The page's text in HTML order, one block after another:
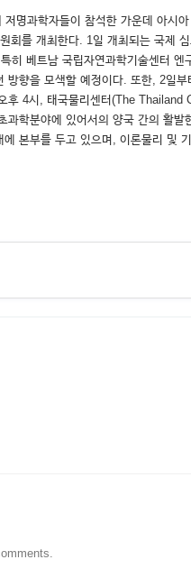
명과학자들이 참석한 가운데 아시
를 개최한다. 1일 개최되는 국제
베트남 국립자연과학기술센터
방향을 모색할 예정이다. 또한, 2
후 4시, 태국물리센터(The
학분야에 있어서의 양국 간의 활
본부를 두고 있으며, 이론물리 및